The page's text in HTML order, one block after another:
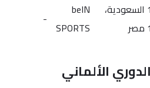
19:00 السعودية،
beIN
SPORTS
-
الألماني